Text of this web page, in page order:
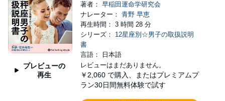
プレビューの
再生
著者： 早稲田運命学研究会
ナレーター： 青野 早恵
再生時間： 3 時間 28 分
シリーズ： 12星座別☆男子の取扱説明
書
言語： 日本語
レビューはまだありません。
￥2,060 で購入、またはプレミアムプ
ラン30日間無料体験で試す